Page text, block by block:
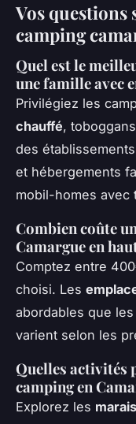
Vos questions
camping
Quel est le
une famille avec
Privilégiez les
chauffé,
des
et hébergements
mobil-homes avec
Combien coûte
Camargue en
Comptez entre
choisi. Les
abordables que
varient selon les
Quelles activités
camping en
Explorez les